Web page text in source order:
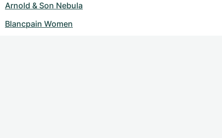
Arnold & Son Nebula
Blancpain Women